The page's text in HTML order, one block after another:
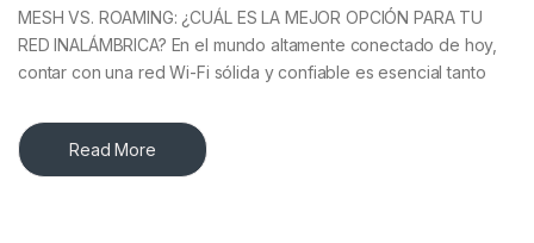
MESH VS. ROAMING: ¿CUÁL ES LA MEJOR OPCIÓN PARA TU
RED INALÁMBRICA? En el mundo altamente conectado de hoy,
contar con una red Wi-Fi sólida y confiable es esencial tanto
Read More